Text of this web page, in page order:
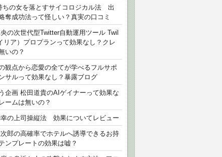
ちの女を落とすサイコロジカル法 出
奪成功法って怪しい？真実の口コミ
の次世代型Twitter自動運用ツール Twil
リア）プロプランって効果なし？クレ
いの？
観点から恋愛の全てが学べるフルサポ
サルって効果なし？暴露ブログ
企画 松田道貴のAIゲイナーって効果な
ームは無いの？
の上司操縦法 効果についてレビュー
郎の高確率でホテルへ誘導できるお持
ンプレートの効果は嘘？